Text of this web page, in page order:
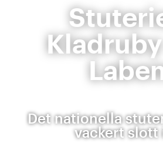
Det nationella
vackert slott